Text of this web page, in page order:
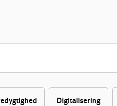
Digitalisering